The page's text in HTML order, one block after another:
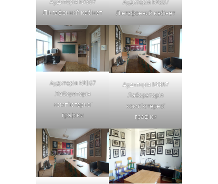
Аудиторія №307
Лінгафонний кабінет
Аудиторія №307
Лінгафонний кабінет
Аудиторія №367
Лабораторія
комп’ютерної
графіки
Аудиторія №367
Лабораторія
комп’ютерної
графіки